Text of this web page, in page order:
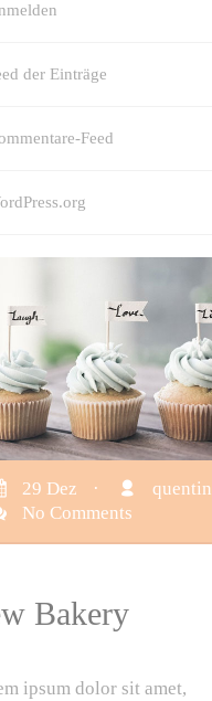
der Einträge
Feed
29 Dez · quentin
No Comments
Bakery
ipsum dolor sit amet,